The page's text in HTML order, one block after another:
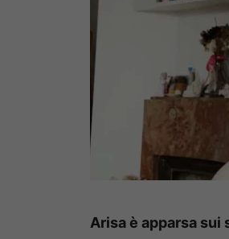
Arisa è apparsa sui